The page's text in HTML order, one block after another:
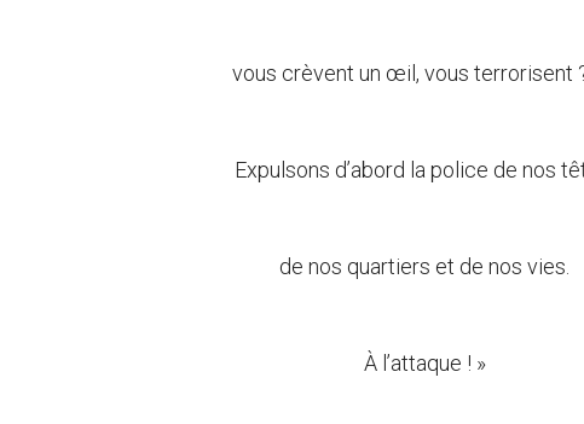
vous crèvent un œil, vous terrorisent
Expulsons d’abord la police de nos
de nos quartiers et de nos vies.
À l’attaque ! »